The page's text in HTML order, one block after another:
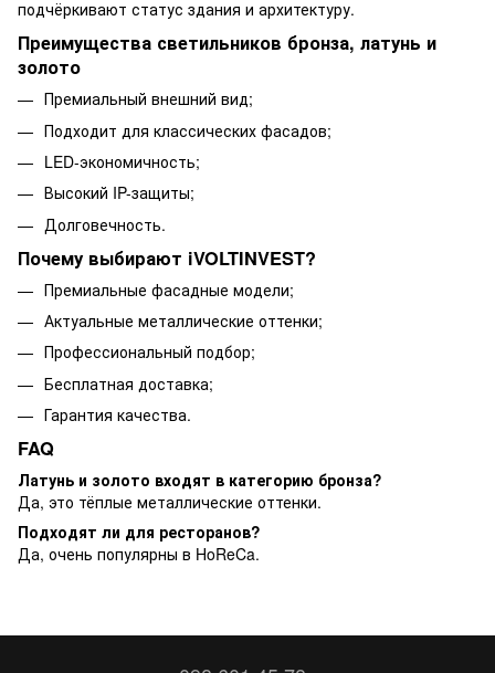
подчёркивают статус здания и архитектуру.
Преимущества светильников бронза, латунь и
золото
Премиальный внешний вид;
Подходит для классических фасадов;
LED-экономичность;
Высокий IP-защиты;
Долговечность.
Почему выбирают iVOLTINVEST?
Премиальные фасадные модели;
Актуальные металлические оттенки;
Профессиональный подбор;
Бесплатная доставка;
Гарантия качества.
FAQ
Латунь и золото входят в категорию бронза?
Да, это тёплые металлические оттенки.
Подходят ли для ресторанов?
Да, очень популярны в HoReCa.